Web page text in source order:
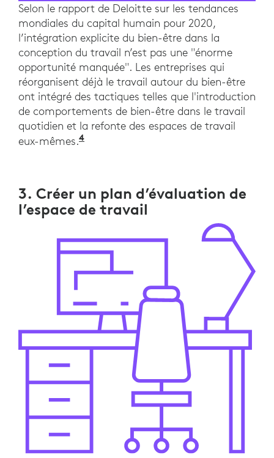
Selon le rapport de Deloitte sur les tendances
mondiales du capital humain pour 2020,
l’intégration explicite du bien-être dans la
conception du travail n’est pas une "énorme
opportunité manquée". Les entreprises qui
réorganisent déjà le travail autour du bien-être
ont intégré des tactiques telles que l'introduction
de comportements de bien-être dans le travail
quotidien et la refonte des espaces de travail
eux-mêmes.4
3. Créer un plan d’évaluation de
l’espace de travail